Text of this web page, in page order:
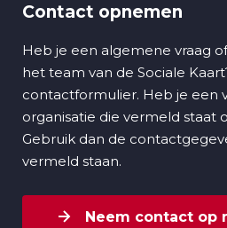
Contact opnemen
Heb je een algemene vraag
het team van de Sociale
contactformulier. Heb je een
organisatie die vermeld staat
Gebruik dan de
vermeld staan.
Neem contact op